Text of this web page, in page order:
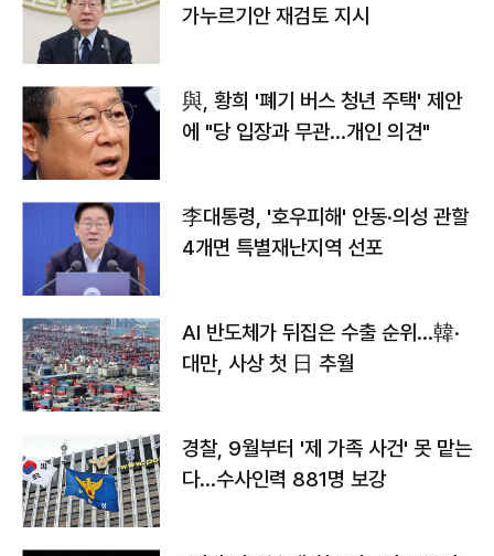
가누르기안 재검토 지시
與, 황희 '폐기 버스 청년 주택' 제안
에 "당 입장과 무관…개인 의견"
李대통령, '호우피해' 안동·의성 관할
4개면 특별재난지역 선포
AI 반도체가 뒤집은 수출 순위…韓·
대만, 사상 첫 日 추월
경찰, 9월부터 '제 가족 사건' 못 맡는
다…수사인력 881명 보강